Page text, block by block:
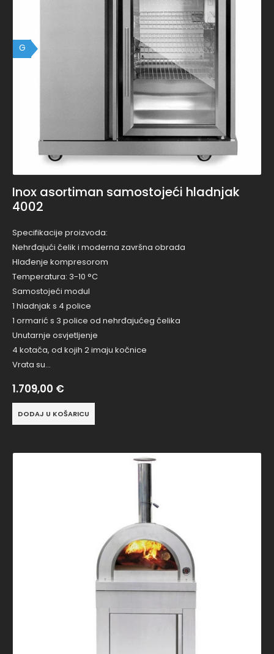
G
Inox asortiman samostojeći hladnjak
4002
Specifikacije proizvoda:
Nehrđajući čelik i moderna završna obrada
Hlađenje kompresorom
Temperatura: 3-10 °C
Samostojeći modul
1 hladnjak s 4 police
1 ormarić s 3 police od nehrđajućeg čelika
Unutarnje osvjetljenje
4 kotača, od kojih 2 imaju kočnice
Vrata su…
1.709,00 €
DODAJ U KOŠARICU